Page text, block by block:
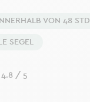
VON 48 STD
SEGEL
4.8 / 5